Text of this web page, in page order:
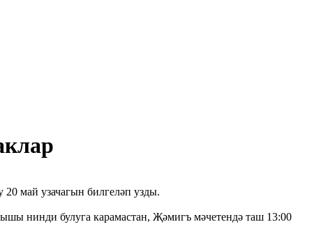
май узачагын билгеләп узды.
нинди булуга карамастан, Җәмигъ мәчетендә таш 13:00